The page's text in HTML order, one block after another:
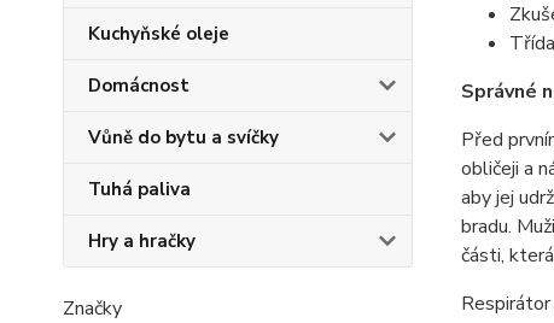
Kuchyňské oleje
Domácnost
Vůně do bytu a svíčky
Tuhá paliva
Hry a hračky
Značky
Správné
Před
obličeji a
aby jej
bradu.
části,